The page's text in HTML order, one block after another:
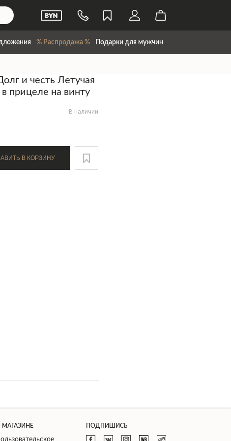
% Распродажа % Подарки для мужчин
и честь Летучая
прицеле на винту
В наличии
ДОБАВИТЬ В КОРЗИНУ
МАГАЗИНЕ ПОДПИШИСЬ